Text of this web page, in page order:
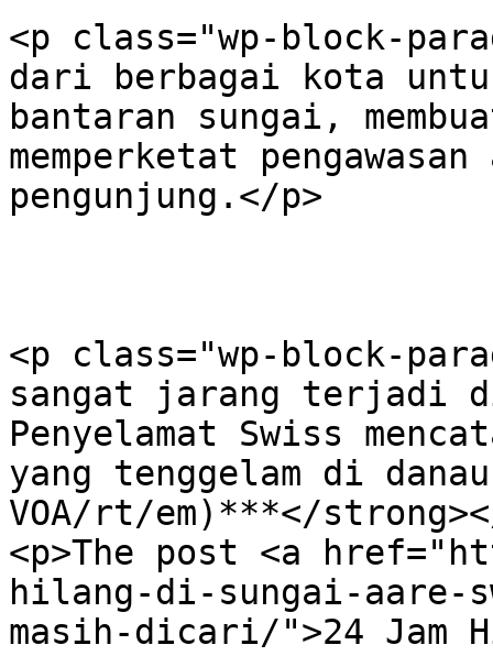
<p class="wp-block-
dari berbagai kota
bantaran sungai,
memperketat
pengunjung.</p>
<p class="wp-block-
sangat jarang terjadi
Penyelamat Swiss
yang tenggelam di
VOA/rt/em)***</
<p>The post <a
hilang-di-sungai-aare-
masih-dicari/">24 Jam